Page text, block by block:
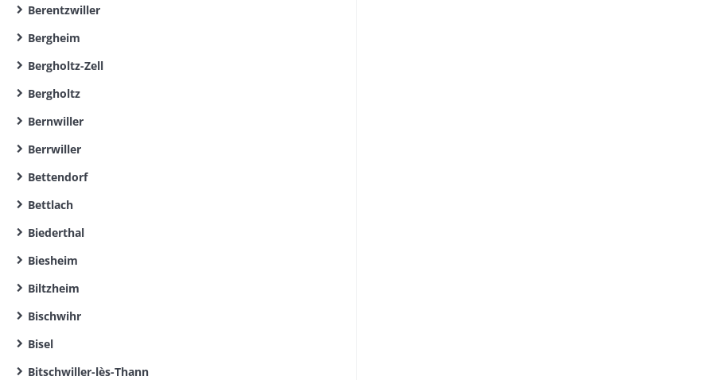
Berentzwiller
Bergheim
Bergholtz-Zell
Bergholtz
Bernwiller
Berrwiller
Bettendorf
Bettlach
Biederthal
Biesheim
Biltzheim
Bischwihr
Bisel
Bitschwiller-lès-Thann